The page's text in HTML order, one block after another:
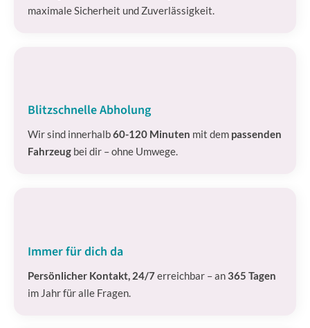
maximale Sicherheit und Zuverlässigkeit.
Blitzschnelle Abholung
Wir sind innerhalb60-120 Minuten mit dem passenden
Fahrzeug bei dir – ohne Umwege.
Immer für dich da
Persönlicher Kontakt, 24/7erreichbar – an365 Tagen
im Jahr für alle Fragen.